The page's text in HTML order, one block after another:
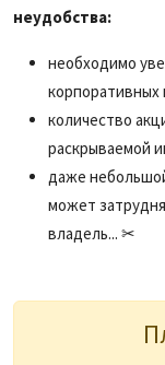
неудобства:
необходимо
корпоративных
количество
раскрываемой
даже
может
владель... ✂